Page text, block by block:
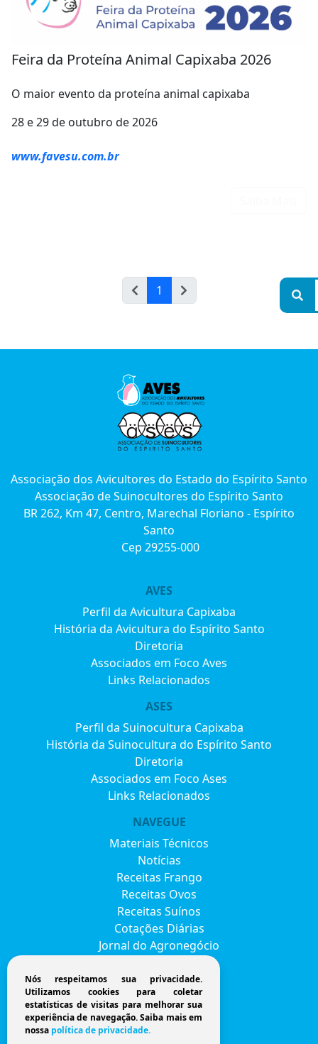
Feira da Proteína Animal Capixaba 2026
O maior evento da proteína animal capixaba
28 e 29 de outubro de 2026
www.favesu.com.br
1
AVES
Perfil da Avicultura Capixaba
História da Avicultura do Espírito Santo
Diretoria
Associados em Foco Aves
Links Relacionados
ASES
Perfil da Suinocultura Capixaba
História da Suinocultura do Espírito Santo
Diretoria
Associados em Foco Ases
Links Relacionados
NAVEGUE
Materiais Técnicos
Notícias
Receitas Frango
Receitas Ovos
Receitas Suínos
Cotações Diárias
Jornal do Agronegócio
Envie seu currículo
FAVESU 2026
Fale Conosco
Associação dos Avicultores do Estado do Espírito Santo
Associação de Suinocultores do Espírito Santo
BR 262, Km 47, Centro, Marechal Floriano - Espírito
Santo
Cep 29255-000
Nós respeitamos sua privacidade.
Utilizamos cookies para coletar
estatísticas de visitas para melhorar sua
experiência de navegação. Saiba mais em
nossa política de privacidade.